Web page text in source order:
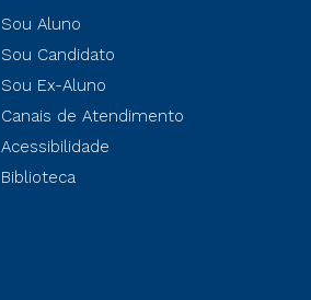
Sou Aluno
Sou Candidato
Sou Ex-Aluno
Canais de Atendimento
Acessibilidade
Biblioteca